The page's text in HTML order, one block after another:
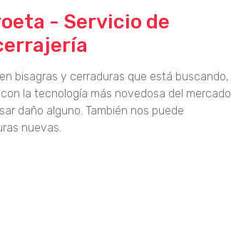
- Servicio de
bisagras y cerraduras que está buscando,
la tecnología más novedosa del mercado
daño alguno. También nos puede
nuevas.